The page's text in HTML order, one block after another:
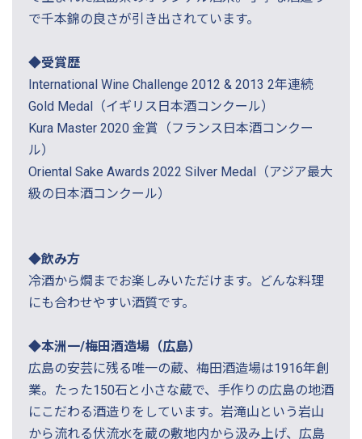
で千本錦の良さが引き出されています。
◆受賞歴
International Wine Challenge 2012 & 2013 2年連続
Gold Medal（イギリス日本酒コンクール）
Kura Master 2020 金賞（フランス日本酒コンクー
ル）
Oriental Sake Awards 2022 Silver Medal（アジア最大
級の日本酒コンクール）
◆飲み方
冷酒から燗までお楽しみいただけます。どんな料理
にも合わせやすい酒質です。
◆本洲一/梅田酒造場（広島）
広島の安芸に残る唯一の蔵、梅田酒造場は1916年創
業。たった150石と小さな蔵で、手作りの広島の地酒
にこだわる酒造りをしています。岩滝山という岩山
から流れる伏流水を蔵の敷地内から汲み上げ、広島